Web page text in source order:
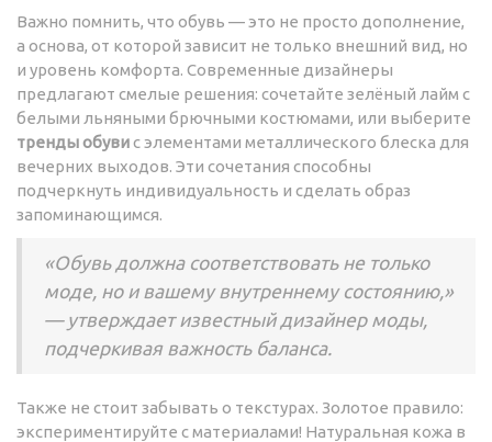
Важно помнить, что обувь — это не просто дополнение,
а основа, от которой зависит не только внешний вид, но
и уровень комфорта. Современные дизайнеры
предлагают смелые решения: сочетайте зелёный лайм с
белыми льняными брючными костюмами, или выберите
тренды обувис элементами металлического блеска для
вечерних выходов. Эти сочетания способны
подчеркнуть индивидуальность и сделать образ
запоминающимся.
«Обувь должна соответствовать не только
моде, но и вашему внутреннему состоянию,»
— утверждает известный дизайнер моды,
подчеркивая важность баланса.
Также не стоит забывать о текстурах. Золотое правило:
экспериментируйте с материалами! Натуральная кожа в